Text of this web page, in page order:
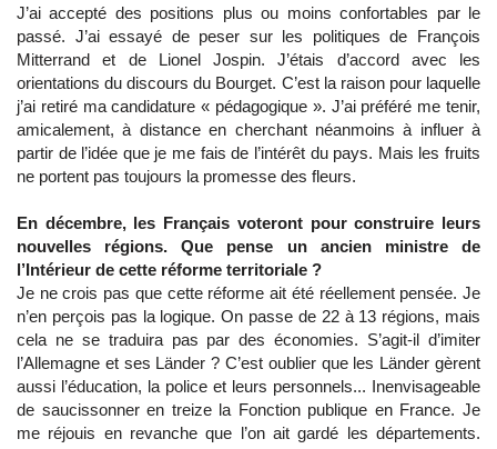
J’ai accepté des positions plus ou moins confortables par le
passé. J’ai essayé de peser sur les politiques de François
Mitterrand et de Lionel Jospin. J’étais d’accord avec les
orientations du discours du Bourget. C’est la raison pour laquelle
j’ai retiré ma candidature « pédagogique ». J’ai préféré me tenir,
amicalement, à distance en cherchant néanmoins à influer à
partir de l’idée que je me fais de l’intérêt du pays. Mais les fruits
ne portent pas toujours la promesse des fleurs.
En décembre, les Français voteront pour construire leurs
nouvelles régions. Que pense un ancien ministre de
l’Intérieur de cette réforme territoriale ?
Je ne crois pas que cette réforme ait été réellement pensée. Je
n’en perçois pas la logique. On passe de 22 à 13 régions, mais
cela ne se traduira pas par des économies. S’agit-il d’imiter
l’Allemagne et ses Länder ? C’est oublier que les Länder gèrent
aussi l’éducation, la police et leurs personnels... Inenvisageable
de saucissonner en treize la Fonction publique en France. Je
me réjouis en revanche que l’on ait gardé les départements.